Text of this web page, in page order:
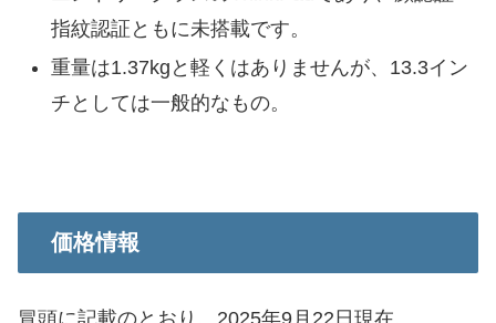
指紋認証ともに未搭載です。
重量は1.37kgと軽くはありませんが、13.3イン
チとしては一般的なもの。
価格情報
冒頭に記載のとおり、2025年9月22日現在、